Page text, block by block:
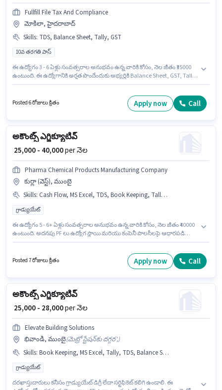
Fullfill File Tax And Compliance
మోకిలా, హైదరాబాద్
Skills: TDS, Balance Sheet, Tally, GST
10వ తరగతి పాస్
ఈ ఉద్యోగం 3 - 6 ఏళ్లు సంవత్సరాల అనుభవం ఉన్న వారికి కోసం, నెల జీతం ₹35000
ఉంటుంది. ఈ ఉద్యోగానికి అర్హత పొందేందుకు అభ్యర్థికి Balance Sheet, GST, Tally,
కంపెనీ పాలసీలపై ఆధారపడి ఇప్పించబడతాయి. ఈ ఖాళీ మోకిలా, హైదరాబాద్ లో
ఉంది. ఈ ఉద్యోగానికి Fixed జీతం అందుబాటులో ఉంది.
Posted 6 రోజులు క్రితం Apply now Call
అకౌంట్స్ ఎగ్జిక్యూటివ్
₹ 25,000 - 40,000per నెల
Pharma Chemical Products Manufacturing Company
కుర్లా (వెస్ట్), ముంబై
Skills: Cash Flow, MS Excel, TDS, Book Keeping, Tally, GST
గ్రాడ్యుయేట్
ఈ ఉద్యోగం 5 - 6+ ఏళ్లు సంవత్సరాల అనుభవం ఉన్న వారికి కోసం, నెల జీతం ₹40000
ఉంటుంది. అదనపు PF లు ఉద్యోగ స్థాయి మరియు కంపెనీ పాలసీలపై ఆధారపడి
Company లో అకౌంటెంట్ విభాగంలో అకౌంట్స్ ఎగ్జిక్యూటివ్ గా చేరండి. ఈ ఉద్యోగానికి
అర్హత పొందేందుకు అభ్యర్థికి Book Keeping, Cash Flow, GST, MS Excel, Tally,
Posted 7 రోజులు క్రితం Apply now Call
అకౌంట్స్ ఎగ్జిక్యూటివ్
₹ 25,000 - 28,000per నెల
Elevate Building Solutions
భివాండి, ముంబై(మెట్రో స్టేషన్‌కు దగ్గర',)
Skills: Book Keeping, MS Excel, Tally, TDS, Balance Sheet, Audit
గ్రాడ్యుయేట్
దరఖాస్తుదారులు కనీసం గ్రాడ్యుయేట్ డిగ్రీ లేదా సర్టిఫికెట్ కలిగి ఉండాలి. ఈ